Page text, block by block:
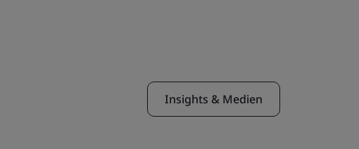
Insights & Medien